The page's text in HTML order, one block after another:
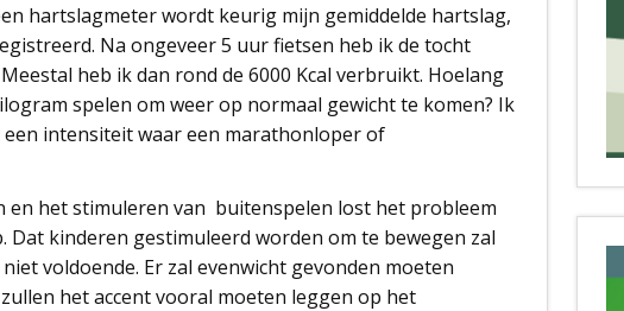
hartslagmeter wordt keurig mijn gemiddelde hartslag,
Na ongeveer 5 uur fietsen heb ik de tocht
heb ik dan rond de 6000 Kcal verbruikt. Hoelang
spelen om weer op normaal gewicht te komen? Ik
intensiteit waar een marathonloper of
en het stimuleren van buitenspelen lost het probleem
kinderen gestimuleerd worden om te bewegen zal
voldoende. Er zal evenwicht gevonden moeten
het accent vooral moeten leggen op het